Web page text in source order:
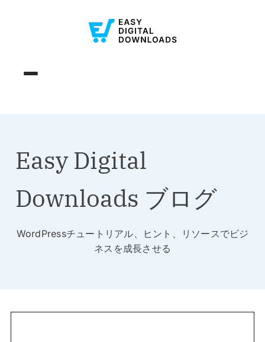
Easy Digital
Downloads ブログ
WordPressチュートリアル、ヒント、リソースでビジ
ネスを成長させる